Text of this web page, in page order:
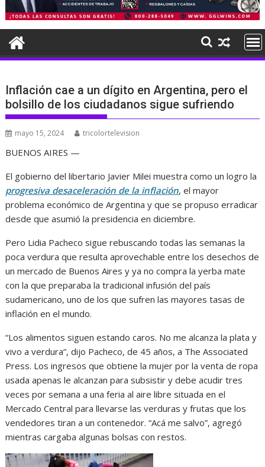
Inflación cae a un dígito en Argentina, pero el
bolsillo de los ciudadanos sigue sufriendo
mayo 15, 2024 tricolortelevision
BUENOS AIRES —
El gobierno del libertario Javier Milei muestra como un logro la
progresiva desaceleración de la inflación, el mayor
problema económico de Argentina y que se propuso erradicar
desde que asumió la presidencia en diciembre.
Pero Lidia Pacheco sigue rebuscando todas las semanas la
poca verdura que resulta aprovechable entre los desechos de
un mercado de Buenos Aires y ya no compra la yerba mate
con la que preparaba la tradicional infusión del país
sudamericano, uno de los que sufren las mayores tasas de
inflación en el mundo.
“Los alimentos siguen estando caros. No me alcanza la plata y
vivo a verdura”, dijo Pacheco, de 45 años, a The Associated
Press. Los ingresos que obtiene la mujer por la venta de ropa
usada apenas le alcanzan para subsistir y debe acudir tres
veces por semana a una feria al aire libre situada en el
Mercado Central para llevarse las verduras y frutas que los
vendedores tiran a un contenedor. “Acá me salvo”, agregó
mientras cargaba algunas bolsas con restos.